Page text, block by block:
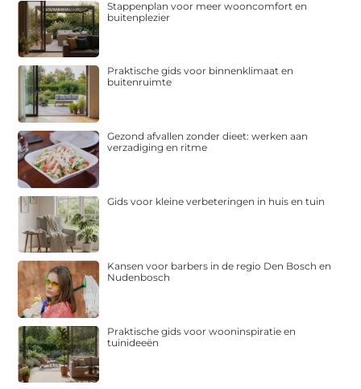
Stappenplan voor meer wooncomfort en
buitenplezier
Praktische gids voor binnenklimaat en
buitenruimte
Gezond afvallen zonder dieet: werken aan
verzadiging en ritme
Gids voor kleine verbeteringen in huis en tuin
Kansen voor barbers in de regio Den Bosch en
Nudenbosch
Praktische gids voor wooninspiratie en
tuinideeën